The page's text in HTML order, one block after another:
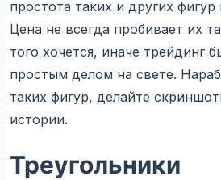
простота таких и других
Цена не всегда пробивает их
того хочется, иначе трейдинг
простым делом на свете.
таких фигур, делайте
истории.
Треугольники